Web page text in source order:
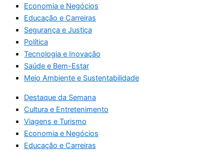
Economia e Negócios
Educação e Carreiras
Segurança e Justiça
Política
Tecnologia e Inovação
Saúde e Bem-Estar
Meio Ambiente e Sustentabilidade
Destaque da Semana
Cultura e Entretenimento
Viagens e Turismo
Economia e Negócios
Educação e Carreiras